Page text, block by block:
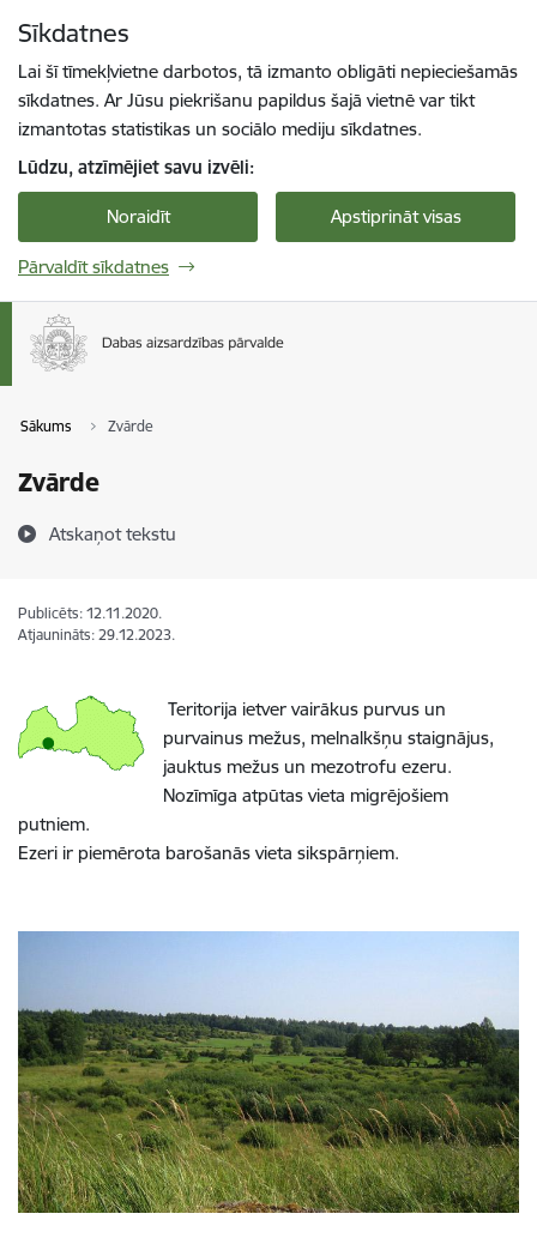
Sīkdatnes
Lai šī tīmekļvietne darbotos, tā izmanto obligāti nepieciešamās
sīkdatnes. Ar Jūsu piekrišanu papildus šajā vietnē var tikt
izmantotas statistikas un sociālo mediju sīkdatnes.
Lūdzu, atzīmējiet savu izvēli:
Noraidīt Apstiprināt visas
Pārvaldīt sīkdatnes
Sākums Zvārde
Zvārde
Atskaņot tekstu
Publicēts: 12.11.2020.
Atjaunināts: 29.12.2023.
Teritorija ietver vairākus purvus un
purvainus mežus, melnalkšņu staignājus,
jauktus mežus un mezotrofu ezeru.
Nozīmīga atpūtas vieta migrējošiem
putniem.
Ezeri ir piemērota barošanās vieta sikspārņiem.